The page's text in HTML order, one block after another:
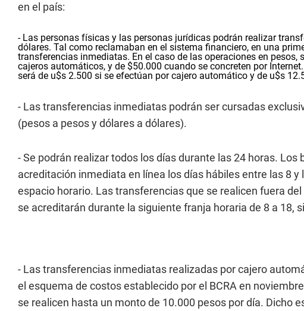
en el país:
- Las personas físicas y las personas jurídicas podrán realizar
dólares. Tal como reclamaban en el sistema financiero, en una
transferencias inmediatas. En el caso de las operaciones en pesos,
cajeros automáticos, y de $50.000 cuando se concreten por
será de u$s 2.500 si se efectúan por cajero automático y de u$s
- Las transferencias inmediatas podrán ser cursadas
(pesos a pesos y dólares a dólares).
- Se podrán realizar todos los días durante las 24 horas.
acreditación inmediata en línea los días hábiles entre las 8
espacio horario. Las transferencias que se realicen fuera
se acreditarán durante la siguiente franja horaria de 8 a 18,
- Las transferencias inmediatas realizadas por cajero
el esquema de costos establecido por el BCRA en
se realicen hasta un monto de 10.000 pesos por día. Dicho